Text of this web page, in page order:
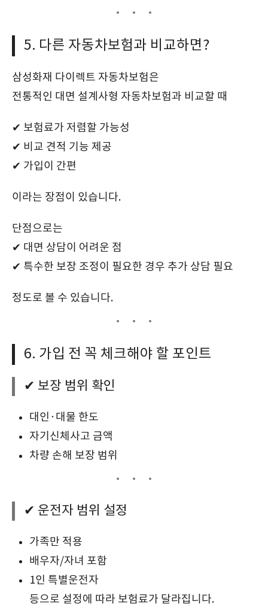
5. 다른 자동차보험과 비교하면?
삼성화재 다이렉트 자동차보험은
전통적인 대면 설계사형 자동차보험과 비교할 때
✔ 보험료가 저렴할 가능성
✔ 비교 견적 기능 제공
✔ 가입이 간편
이라는 장점이 있습니다.
단점으로는
✔ 대면 상담이 어려운 점
✔ 특수한 보장 조정이 필요한 경우 추가 상담 필요
정도로 볼 수 있습니다.
6. 가입 전 꼭 체크해야 할 포인트
✔ 보장 범위 확인
대인·대물 한도
자기신체사고 금액
차량 손해 보장 범위
✔ 운전자 범위 설정
가족만 적용
배우자/자녀 포함
1인 특별운전자
등으로 설정에 따라 보험료가 달라집니다.